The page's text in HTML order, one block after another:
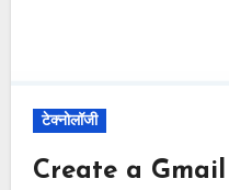
टेक्नोलॉजी
Create a